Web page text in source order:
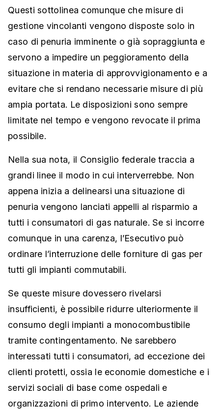
Questi sottolinea comunque che misure di
gestione vincolanti vengono disposte solo in
caso di penuria imminente o già sopraggiunta e
servono a impedire un peggioramento della
situazione in materia di approvvigionamento e a
evitare che si rendano necessarie misure di più
ampia portata. Le disposizioni sono sempre
limitate nel tempo e vengono revocate il prima
possibile.
Nella sua nota, il Consiglio federale traccia a
grandi linee il modo in cui interverrebbe. Non
appena inizia a delinearsi una situazione di
penuria vengono lanciati appelli al risparmio a
tutti i consumatori di gas naturale. Se si incorre
comunque in una carenza, l’Esecutivo può
ordinare l’interruzione delle forniture di gas per
tutti gli impianti commutabili.
Se queste misure dovessero rivelarsi
insufficienti, è possibile ridurre ulteriormente il
consumo degli impianti a monocombustibile
tramite contingentamento. Ne sarebbero
interessati tutti i consumatori, ad eccezione dei
clienti protetti, ossia le economie domestiche e i
servizi sociali di base come ospedali e
organizzazioni di primo intervento. Le aziende